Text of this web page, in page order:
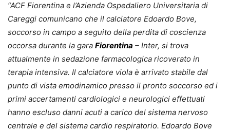
“ACF Fiorentina e l’Azienda Ospedaliero Universitaria di
Careggi comunicano che il calciatore Edoardo Bove,
soccorso in campo a seguito della perdita di coscienza
occorsa durante la gara Fiorentina – Inter, si trova
attualmente in sedazione farmacologica ricoverato in
terapia intensiva. Il calciatore viola è arrivato stabile dal
punto di vista emodinamico presso il pronto soccorso ed i
primi accertamenti cardiologici e neurologici effettuati
hanno escluso danni acuti a carico del sistema nervoso
centrale e del sistema cardio respiratorio. Edoardo Bove